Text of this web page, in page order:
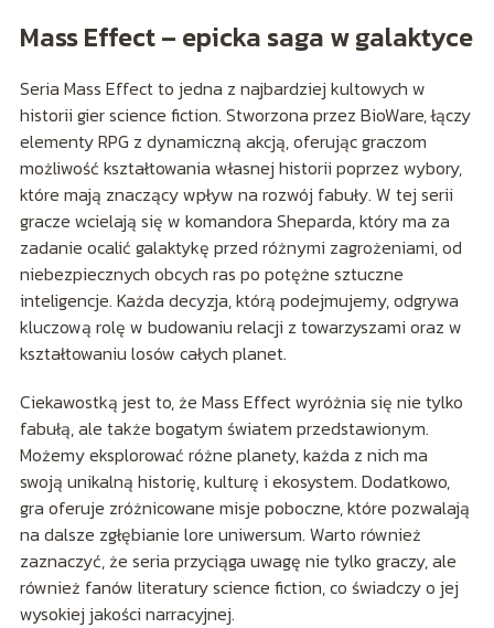
Mass Effect – epicka saga w galaktyce
Seria Mass Effect to jedna z najbardziej kultowych w
historii gier science fiction. Stworzona przez BioWare, łączy
elementy RPG z dynamiczną akcją, oferując graczom
możliwość kształtowania własnej historii poprzez wybory,
które mają znaczący wpływ na rozwój fabuły. W tej serii
gracze wcielają się w komandora Sheparda, który ma za
zadanie ocalić galaktykę przed różnymi zagrożeniami, od
niebezpiecznych obcych ras po potężne sztuczne
inteligencje. Każda decyzja, którą podejmujemy, odgrywa
kluczową rolę w budowaniu relacji z towarzyszami oraz w
kształtowaniu losów całych planet.
Ciekawostką jest to, że Mass Effect wyróżnia się nie tylko
fabułą, ale także bogatym światem przedstawionym.
Możemy eksplorować różne planety, każda z nich ma
swoją unikalną historię, kulturę i ekosystem. Dodatkowo,
gra oferuje zróżnicowane misje poboczne, które pozwalają
na dalsze zgłębianie lore uniwersum. Warto również
zaznaczyć, że seria przyciąga uwagę nie tylko graczy, ale
również fanów literatury science fiction, co świadczy o jej
wysokiej jakości narracyjnej.